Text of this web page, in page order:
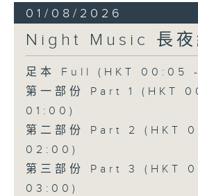
01/08/2026
Night Music 長夜
足本 Full (HKT 00:05
第一部份 Part 1 (HKT
01:00)
第二部份 Part 2 (HKT
02:00)
第三部份 Part 3 (HKT
03:00)